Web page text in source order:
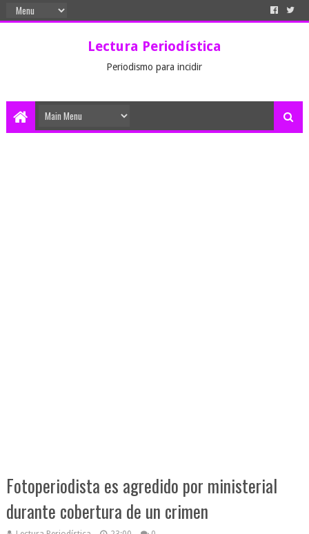
Lectura Periodística
Periodismo para incidir
Fotoperiodista es agredido por ministerial
durante cobertura de un crimen